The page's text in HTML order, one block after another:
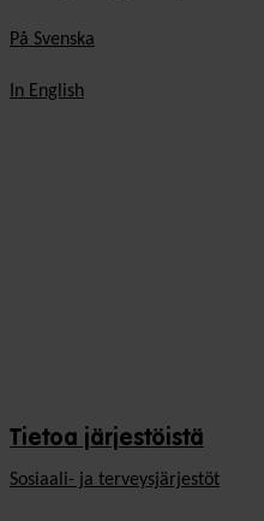
På Svenska
In English
Tietoa järjestöistä
Sosiaali- ja terveysjärjestöt